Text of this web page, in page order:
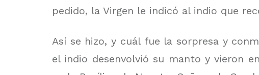
pedido, la Virgen le indicó al indio que
Así se hizo, y cuál fue la sorpresa y
el indio desenvolvió su manto y vieron